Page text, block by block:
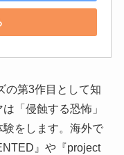
の第3作目として知
「侵蝕する恐怖」
をします。海外で
』や『project